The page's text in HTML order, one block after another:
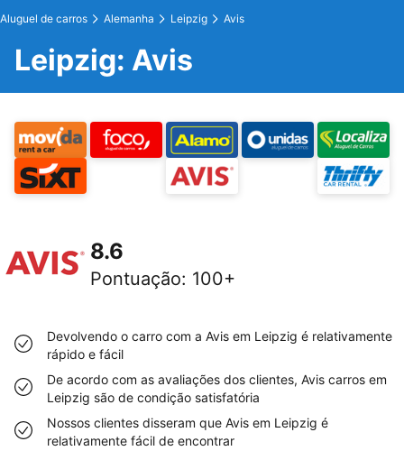
Aluguel de carros Alemanha Leipzig Avis
Leipzig: Avis
8.6
Pontuação: 100+
Devolvendo o carro com a Avis em Leipzig é relativamente
rápido e fácil
De acordo com as avaliações dos clientes, Avis carros em
Leipzig são de condição satisfatória
Nossos clientes disseram que Avis em Leipzig é
relativamente fácil de encontrar